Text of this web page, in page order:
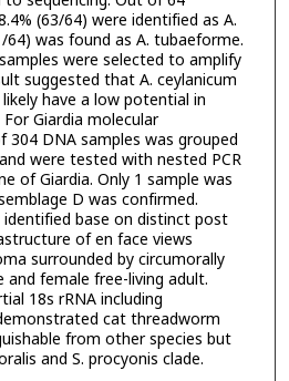
(63/64) were identified as A.
64) was found as A. tubaeforme.
were selected to amplify
suggested that A. ceylanicum
have a low potential in
Giardia molecular
DNA samples was grouped
were tested with nested PCR
of Giardia. Only 1 sample was
D was confirmed.
base on distinct post
of en face views
surrounded by circumorally
female free-living adult.
18s rRNA including
cat threadworm
from other species but
and S. procyonis clade.